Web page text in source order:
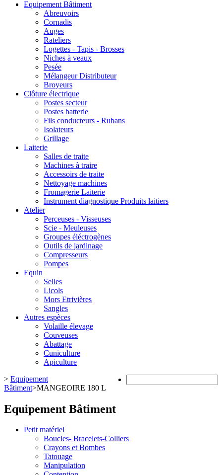
Equipement Bâtiment
Abreuvoirs
Cornadis
Auges
Rateliers
Logettes - Tapis - Brosses
Niches à veaux
Pesée
Mélangeur Distributeur
Broyeurs
Clôture électrique
Postes secteur
Postes batterie
Fils conducteurs - Rubans
Isolateurs
Grillage
Laiterie
Salles de traite
Machines à traire
Accessoirs de traite
Nettoyage machines
Fromagerie Laiterie
Instrument diagnostique Produits laitiers
Atelier
Perceuses - Visseuses
Scie - Meuleuses
Groupes éléctrogènes
Outils de jardinage
Compresseurs
Pompes
Equin
Selles
Licols
Mors Etrivières
Sangles
Autres espèces
Volaille élevage
Couveuses
Abattage
Cuniculture
Apiculture
> Equipement
Bâtiment>MANGEOIRE 180 L
Equipement Bâtiment
Petit matériel
Boucles- Bracelets-Colliers
Crayons et Bombes
Tatouage
Manipulation